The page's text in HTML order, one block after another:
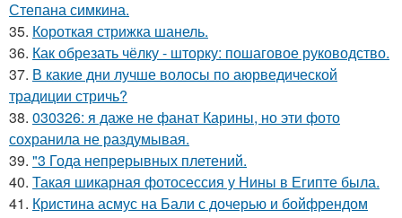
Степана симкина.
35. Короткая стрижка шанель.
36. Как обрезать чёлку - шторку: пошаговое руководство.
37. В какие дни лучше волосы по аюрведической
традиции стричь?
38. 030326: я даже не фанат Карины, но эти фото
сохранила не раздумывая.
39. "3 Года непрерывных плетений.
40. Такая шикарная фотосессия у Нины в Египте была.
41. Кристина асмус на Бали с дочерью и бойфрендом